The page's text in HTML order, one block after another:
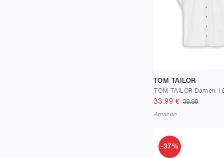
TOM TAILOR
33.99 €39.99
Amazon
-37%